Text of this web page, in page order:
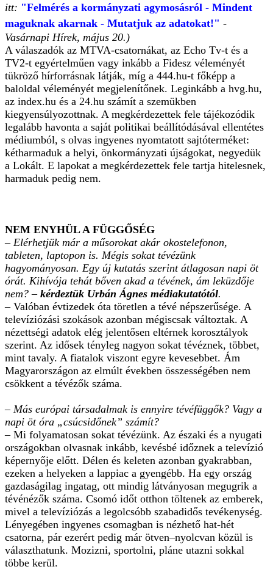
itt: "Felmérés a kormányzati agymosásról - Mindent
maguknak akarnak - Mutatjuk az adatokat!" -
Vasárnapi Hírek, május 20.)
A válaszadók az MTVA-csatornákat, az Echo Tv-t és a
TV2-t egyértelműen vagy inkább a Fidesz véleményét
tükröző hírforrásnak látják, míg a 444.hu-t főképp a
baloldal véleményét megjelenítőnek. Leginkább a hvg.hu,
az index.hu és a 24.hu számít a szemükben
kiegyensúlyozottnak. A megkérdezettek fele tájékozódik
legalább havonta a saját politikai beállítódásával ellentétes
médiumból, s olvas ingyenes nyomtatott sajtóterméket:
kétharmaduk a helyi, önkormányzati újságokat, negyedük
a Lokált. E lapokat a megkérdezettek fele tartja hitelesnek,
harmaduk pedig nem.
NEM ENYHÜL A FÜGGŐSÉG
– Elérhetjük már a műsorokat akár okostelefonon,
tableten, laptopon is. Mégis sokat tévézünk
hagyományosan. Egy új kutatás szerint átlagosan napi öt
órát. Kihívója tehát bőven akad a tévének, ám leküzdője
nem? – kérdeztük Urbán Ágnes médiakutatótól.
– Valóban évtizedek óta töretlen a tévé népszerűsége. A
televíziózási szokások azonban mégiscsak változtak. A
nézettségi adatok elég jelentősen eltérnek korosztályok
szerint. Az idősek tényleg nagyon sokat tévéznek, többet,
mint tavaly. A fiatalok viszont egyre kevesebbet. Ám
Magyarországon az elmúlt években összességében nem
csökkent a tévézők száma.
– Más európai társadalmak is ennyire tévéfüggők? Vagy a
napi öt óra „csúcsidőnek” számít?
– Mi folyamatosan sokat tévézünk. Az északi és a nyugati
országokban olvasnak inkább, kevésbé időznek a televízió
képernyője előtt. Délen és keleten azonban gyakrabban,
ezeken a helyeken a lappiac a gyengébb. Ha egy ország
gazdaságilag ingatag, ott mindig látványosan megugrik a
tévénézők száma. Csomó időt otthon töltenek az emberek,
mivel a televíziózás a legolcsóbb szabadidős tevékenység.
Lényegében ingyenes csomagban is nézhető hat-hét
csatorna, pár ezerért pedig már ötven–nyolcvan közül is
választhatunk. Mozizni, sportolni, pláne utazni sokkal
többe kerül.